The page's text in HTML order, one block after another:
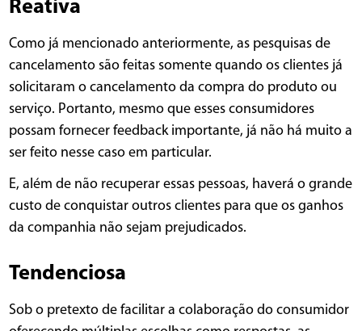
Reativa
Como já mencionado anteriormente, as pesquisas de
cancelamento são feitas somente quando os clientes já
solicitaram o cancelamento da compra do produto ou
serviço. Portanto, mesmo que esses consumidores
possam fornecer feedback importante, já não há muito a
ser feito nesse caso em particular.
E, além de não recuperar essas pessoas, haverá o grande
custo de conquistar outros clientes para que os ganhos
da companhia não sejam prejudicados.
Tendenciosa
Sob o pretexto de facilitar a colaboração do consumidor